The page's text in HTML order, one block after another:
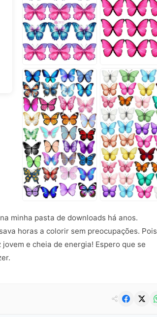
minha pasta de downloads há anos.
horas a colorir sem preocupações. Pois
e cheia de energia! Espero que se